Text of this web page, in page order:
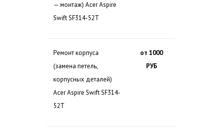
— монтаж) Acer Aspire
Swift SF314-52T
Ремонт корпуса
(замена петель,
корпусных деталей)
Acer Aspire Swift SF314-
52T
от 1000
РУБ